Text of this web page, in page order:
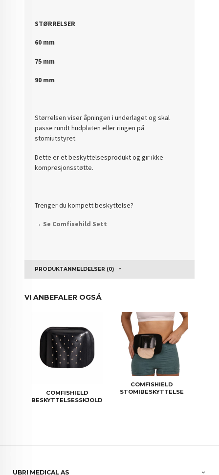
STØRRELSER
60 mm
75 mm
90 mm
Størrelsen viser åpningen i underlaget og skal
passe rundt hudplaten eller ringen på
stomiutstyret.
Dette er et beskyttelsesprodukt og gir ikke
kompresjonsstøtte.
Trenger du kompett beskyttelse?
→ Se Comfisehild Sett
PRODUKTANMELDELSER (0)
VI ANBEFALER OGSÅ
COMFISHIELD
BESKYTTELSESSKJOLD
COMFISHIELD
STOMIBESKYTTELSE
UBRI MEDICAL AS